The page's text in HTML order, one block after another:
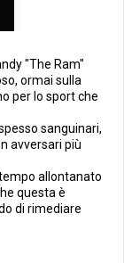
"The Ram"
ormai sulla
per lo sport che
sanguinari,
avversari più
allontanato
questa è
di rimediare